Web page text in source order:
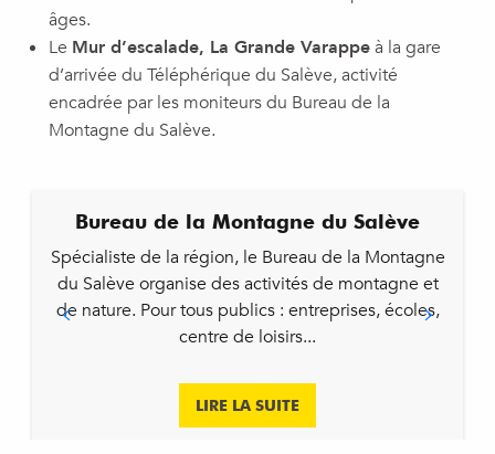
âges.
Le Mur d’escalade, La Grande Varappeà la gare
d’arrivée du Téléphérique du Salève, activité
encadrée par les moniteurs du Bureau de la
Montagne du Salève.
Bureau de la Montagne du Salève
Spécialiste de la région, le Bureau de la Montagne
du Salève organise des activités de montagne et
de nature. Pour tous publics : entreprises, écoles,
centre de loisirs...
LIRE LA SUITE